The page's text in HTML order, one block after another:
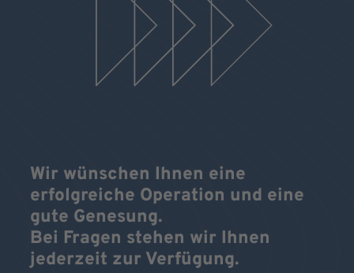
Wir wünschen Ihnen eine
erfolgreiche Operation und eine
gute Genesung.
Bei Fragen stehen wir Ihnen
jederzeit zur Verfügung.